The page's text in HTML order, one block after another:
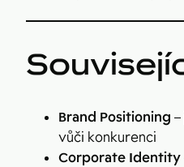
Brand Positioning
vůči konkurenci
Corporate Identity